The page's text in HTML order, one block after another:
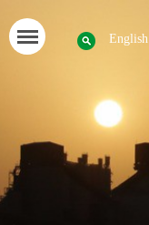
English